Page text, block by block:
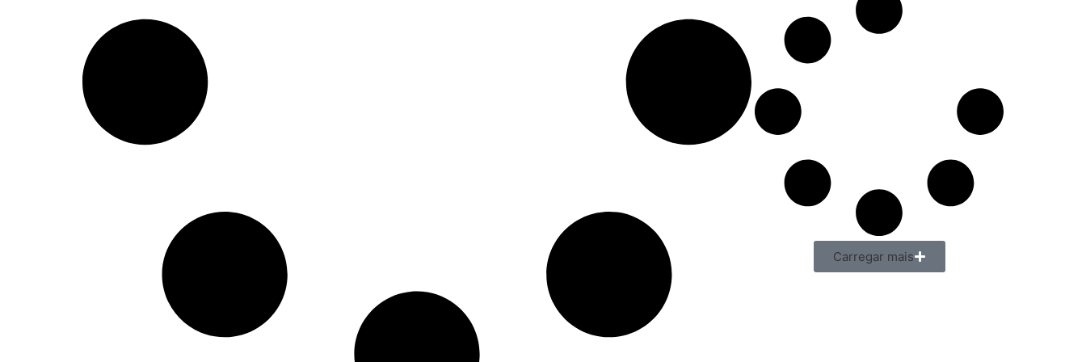
Carregar mais